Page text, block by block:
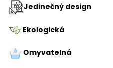
Jedinečný design
Ekologická
Omyvatelná